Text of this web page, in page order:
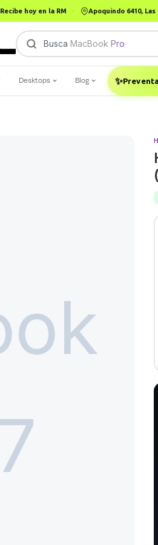
Recibe hoy en la RM · Apoquindo 6410, Las
Busca MacBook Pro
Desktops Blog ✨Preventa